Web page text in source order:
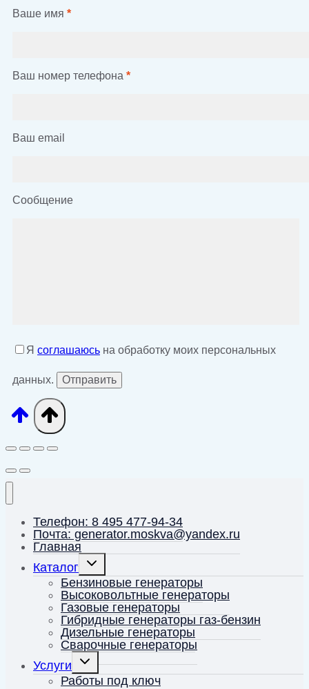
Ваше имя *
Ваш номер телефона *
Ваш email
Сообщение
Я соглашаюсь на обработку моих персональных
данных.
Телефон: 8 495 477-94-34
Почта: generator.moskva@yandex.ru
Главная
Каталог
Переключить
меню
Бензиновые генераторы
Высоковольтные генераторы
Газовые генераторы
Гибридные генераторы газ-бензин
Дизельные генераторы
Сварочные генераторы
Услуги
Переключить
дочернее
меню
Работы под ключ